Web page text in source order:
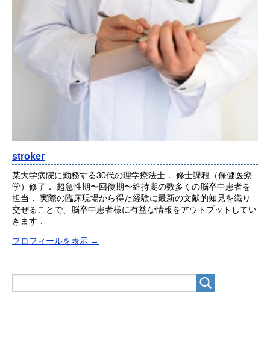
stroker
某大学病院に勤務する30代の理学療法士． 修士課程（保健医療
学）修了． 超急性期〜回復期〜維持期の数多くの脳卒中患者を
担当． 実際の臨床現場から得た経験に最新の文献的知見を織り
交ぜることで、脳卒中患者様に有益な情報をアウトプットしてい
きます．
プロフィールを表示 →